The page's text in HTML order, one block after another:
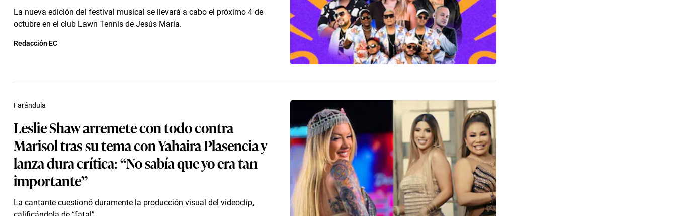
La nueva edición del festival musical se llevará a cabo el próximo 4 de
octubre en el club Lawn Tennis de Jesús María.
Redacción EC
Leslie Shaw arremete con todo contra
Marisol tras su tema con Yahaira Plasencia y
lanza dura crítica: “No sabía que yo era tan
importante”
La cantante cuestionó duramente la producción visual del videoclip,
Farándula